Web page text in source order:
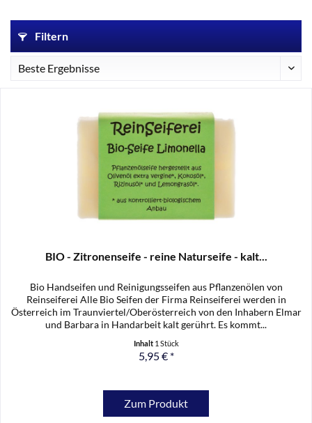
Filtern
BIO - Zitronenseife - reine Naturseife - kalt...
Bio Handseifen und Reinigungsseifen aus Pflanzenölen von
Reinseiferei Alle Bio Seifen der Firma Reinseiferei werden in
Österreich im Traunviertel/Oberösterreich von den Inhabern Elmar
und Barbara in Handarbeit kalt gerührt. Es kommt...
Inhalt 1 Stück
5,95 € *
Zum Produkt